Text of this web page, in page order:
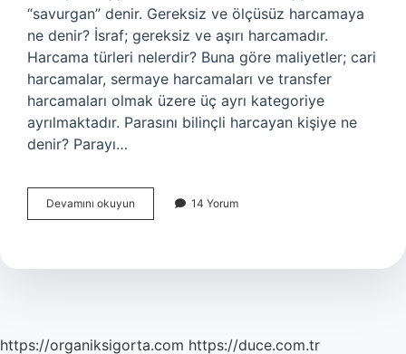
“savurgan” denir. Gereksiz ve ölçüsüz harcamaya
ne denir? İsraf; gereksiz ve aşırı harcamadır.
Harcama türleri nelerdir? Buna göre maliyetler; cari
harcamalar, sermaye harcamaları ve transfer
harcamaları olmak üzere üç ayrı kategoriye
ayrılmaktadır. Parasını bilinçli harcayan kişiye ne
denir? Parayı…
Devamını okuyun
Gereksiz
Ne
14 Yorum
https://organiksigorta.com https://duce.com.tr